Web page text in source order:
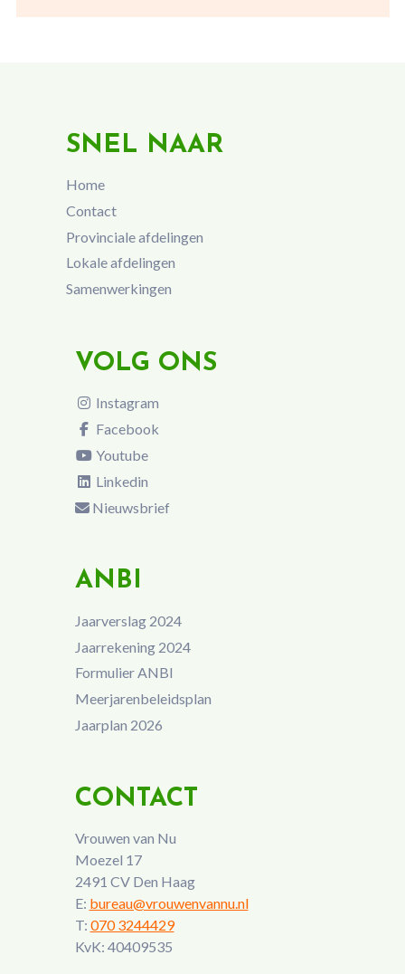
SNEL NAAR
Home
Contact
Provinciale afdelingen
Lokale afdelingen
Samenwerkingen
VOLG ONS
Instagram
Facebook
Youtube
Linkedin
Nieuwsbrief
ANBI
Jaarverslag 2024
Jaarrekening 2024
Formulier ANBI
Meerjarenbeleidsplan
Jaarplan 2026
CONTACT
Vrouwen van Nu
Moezel 17
2491 CV Den Haag
E: bureau@vrouwenvannu.nl
T: 070 3244429
KvK: 40409535